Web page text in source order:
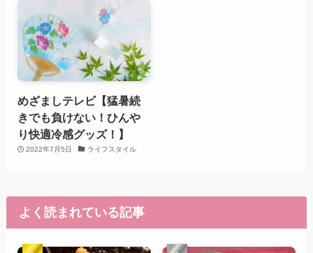
めざましテレビ【猛暑続
きでも負けない！ひんや
り快適冷感グッズ！】
2022年7月5日 ライフスタイル
よく読まれている記事